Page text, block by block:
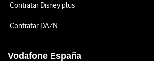
Contratar Disney plus
Contratar DAZN
Vodafone España